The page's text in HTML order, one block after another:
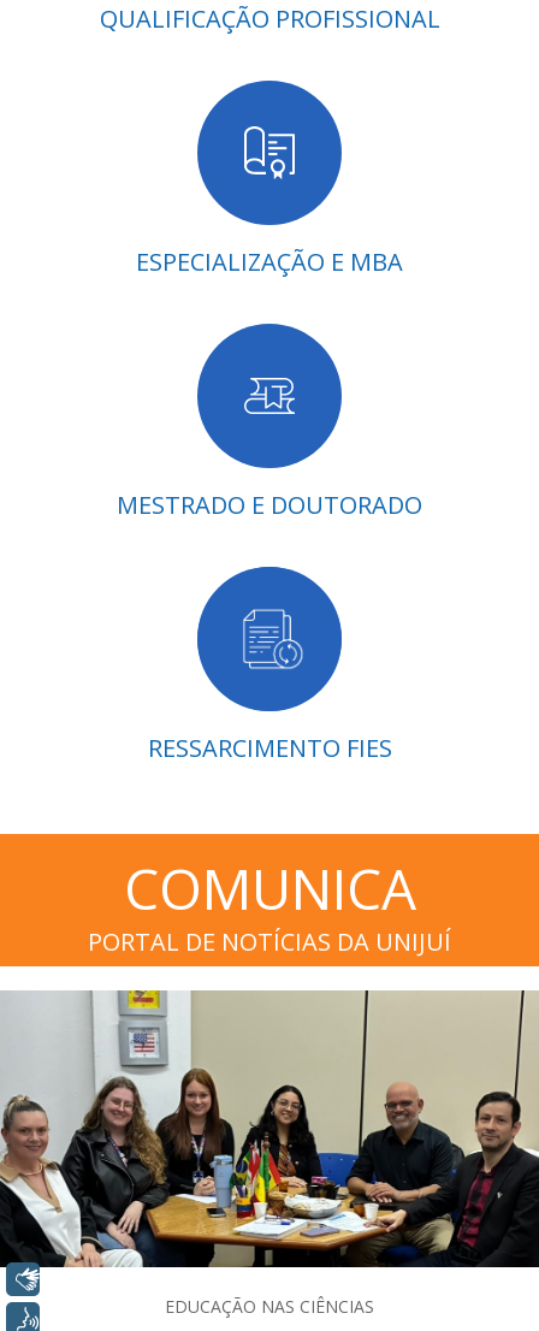
QUALIFICAÇÃO PROFISSIONAL
ESPECIALIZAÇÃO E MBA
MESTRADO E DOUTORADO
RESSARCIMENTO FIES
COMUNICA
PORTAL DE NOTÍCIAS DA UNIJUÍ
EDUCAÇÃO NAS CIÊNCIAS